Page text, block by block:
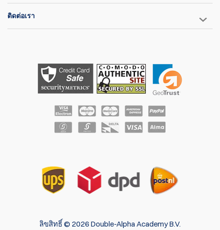
ติดต่อเรา
ลิขสิทธิ์ © 2026 Double-Alpha Academy B.V.